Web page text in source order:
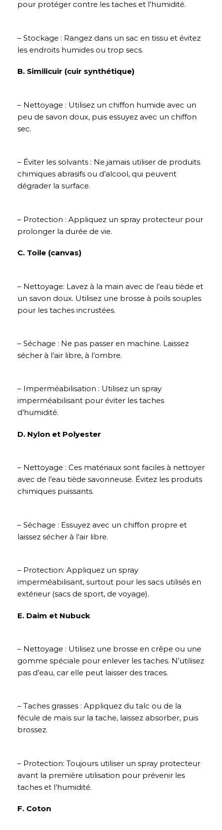
pour protéger contre les taches et l’humidité.
– Stockage : Rangez dans un sac en tissu et évitez
les endroits humides ou trop secs.
B. Similicuir (cuir synthétique)
– Nettoyage : Utilisez un chiffon humide avec un
peu de savon doux, puis essuyez avec un chiffon
sec.
– Éviter les solvants : Ne jamais utiliser de produits
chimiques abrasifs ou d’alcool, qui peuvent
dégrader la surface.
– Protection : Appliquez un spray protecteur pour
prolonger la durée de vie.
C. Toile (canvas)
– Nettoyage: Lavez à la main avec de l’eau tiède et
un savon doux. Utilisez une brosse à poils souples
pour les taches incrustées.
– Séchage : Ne pas passer en machine. Laissez
sécher à l’air libre, à l’ombre.
– Imperméabilisation : Utilisez un spray
imperméabilisant pour éviter les taches
d’humidité.
D. Nylon et Polyester
– Nettoyage : Ces matériaux sont faciles à nettoyer
avec de l’eau tiède savonneuse. Évitez les produits
chimiques puissants.
– Séchage : Essuyez avec un chiffon propre et
laissez sécher à l’air libre.
– Protection: Appliquez un spray
imperméabilisant, surtout pour les sacs utilisés en
extérieur (sacs de sport, de voyage).
E. Daim et Nubuck
– Nettoyage : Utilisez une brosse en crêpe ou une
gomme spéciale pour enlever les taches. N’utilisez
pas d’eau, car elle peut laisser des traces.
– Taches grasses : Appliquez du talc ou de la
fécule de maïs sur la tache, laissez absorber, puis
brossez.
– Protection: Toujours utiliser un spray protecteur
avant la première utilisation pour prévenir les
taches et l’humidité.
F. Coton